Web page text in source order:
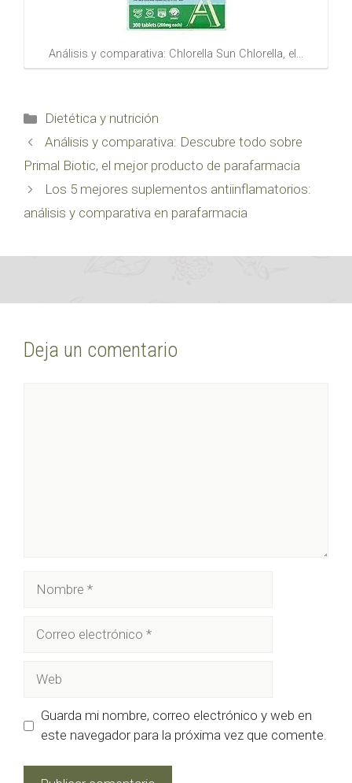
Análisis y comparativa: Chlorella Sun Chlorella, el…
Categorías
Dietética y nutrición
Análisis y comparativa: Descubre todo sobre
Primal Biotic, el mejor producto de parafarmacia
Los 5 mejores suplementos antiinflamatorios:
análisis y comparativa en parafarmacia
Deja un comentario
Guarda mi nombre, correo electrónico y web en
este navegador para la próxima vez que comente.